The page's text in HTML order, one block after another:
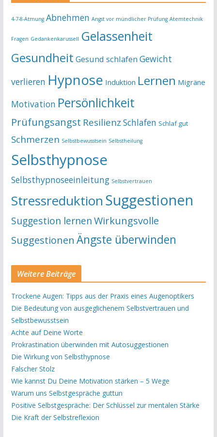
4-7-8-Atmung Abnehmen Angst vor mündlicher Prüfung Atemtechnik
Fragen Gedankenkarussell Gelassenheit
Gesundheit Gesund schlafen Gewicht
verlieren Hypnose Induktion Lernen Migräne
Motivation Persönlichkeit
Prüfungsangst Resilienz Schlafen Schlaf gut
Schmerzen Selbstbewusstsein Selbstheilung
Selbsthypnose
Selbsthypnoseeinleitung Selbstvertrauen
StressreduktionSuggestionen
Suggestion lernenWirkungsvolle
Suggestionen Ängste überwinden
Weitere Beiträge
Trockene Augen: Tipps aus der Praxis eines Augenoptikers
Die Bedeutung von ausgeglichenem Selbstvertrauen und
Selbstbewusstsein
Achte auf Deine Worte
Prokrastination überwinden mit Autosuggestionen
Die Wirkung von Selbsthypnose
Falscher Stolz
Wie kannst Du Deine Motivation stärken – 5 Wege
Warum uns Selbstgespräche guttun
Positive Selbstgespräche: Der Schlüssel zur mentalen Stärke
Die Kraft der Selbstreflexion